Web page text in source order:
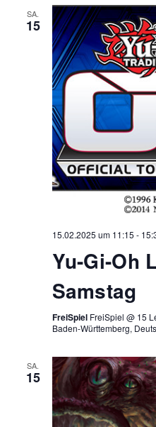
SA.
15
15.02.2025 um 11:15 -
Yu-Gi-Oh
Samstag
FreiSpiel FreiSpiel @ 15
Baden-Württemberg,
SA.
15